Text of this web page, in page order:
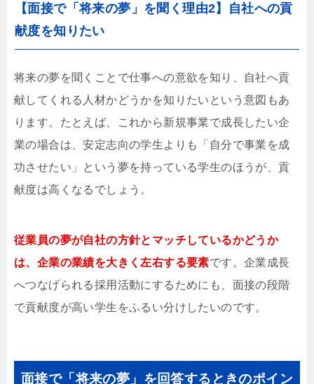
【面接で「将来の夢」を聞く理由2】自社への貢
献度を知りたい
将来の夢を聞くことで仕事への意欲を知り、自社へ貢
献してくれる人材かどうかを知りたいという意図もあ
ります。たとえば、これから新規事業で成長したい企
業の場合は、安定志向の学生よりも「自分で事業を成
功させたい」という夢を持っている学生のほうが、貢
献度は高くなるでしょう。
従業員の夢が自社の方針とマッチしているかどうか
は、企業の業績を大きく左右する要素です。企業成長
へつなげられる採用活動にするためにも、面接の段階
で貢献度が高い学生をふるい分けしたいのです。
面接で「将来の夢」を回答するときのポイン